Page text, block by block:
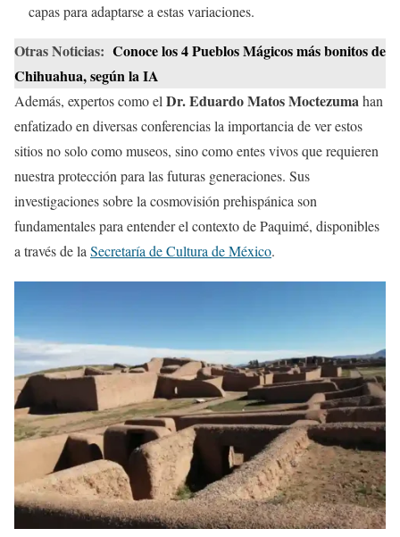
capas para adaptarse a estas variaciones.
Otras Noticias: Conoce los 4 Pueblos Mágicos más bonitos de
Chihuahua, según la IA
Además, expertos como el Dr. Eduardo Matos Moctezumahan
enfatizado en diversas conferencias la importancia de ver estos
sitios no solo como museos, sino como entes vivos que requieren
nuestra protección para las futuras generaciones. Sus
investigaciones sobre la cosmovisión prehispánica son
fundamentales para entender el contexto de Paquimé, disponibles
a través de la Secretaría de Cultura de México.